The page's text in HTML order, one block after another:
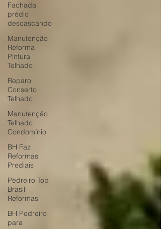
Fachada
prédio
descascando
Manutenção
Reforma
Pintura
Telhado
Reparo
Conserto
Telhado
Manutenção
Telhado
Condomínio
BH Faz
Reformas
Prediais
Pedreiro Top
Brasil
Reformas
BH Pedreiro
para